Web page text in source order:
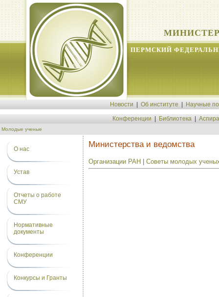
ПЕРМСКИЙ
Новости Об институте Научные
Конференции Библиотека
Молодые ученые
О нас
Устав
Отчеты о работе
СМУ
Нормативные
документы
Конференции
Конкурсы и Гранты
Министерства и ведомства
Организации РАН | Советы молодых